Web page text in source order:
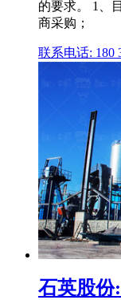
的要求。 1、
商采购；
联系电话: 180
石英股份